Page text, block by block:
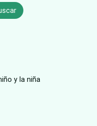
y la niña